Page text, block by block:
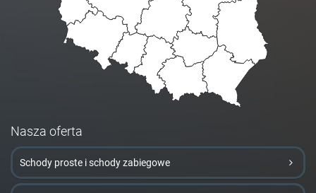
Nasza oferta
Schody proste i schody zabiegowe